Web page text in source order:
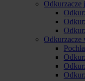
Odkurzacze